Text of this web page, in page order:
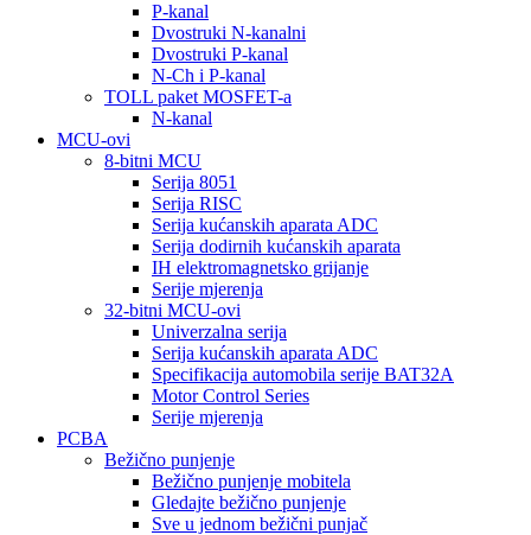
P-kanal
Dvostruki N-kanalni
Dvostruki P-kanal
N-Ch i P-kanal
TOLL paket MOSFET-a
N-kanal
MCU-ovi
8-bitni MCU
Serija 8051
Serija RISC
Serija kućanskih aparata ADC
Serija dodirnih kućanskih aparata
IH elektromagnetsko grijanje
Serije mjerenja
32-bitni MCU-ovi
Univerzalna serija
Serija kućanskih aparata ADC
Specifikacija automobila serije BAT32A
Motor Control Series
Serije mjerenja
PCBA
Bežično punjenje
Bežično punjenje mobitela
Gledajte bežično punjenje
Sve u jednom bežični punjač